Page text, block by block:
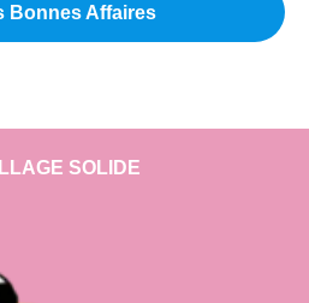
Bonnes Affaires
SOLIDE